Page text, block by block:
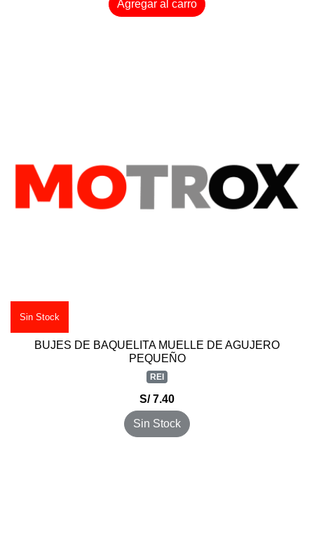
Agregar al carro
Sin Stock
BUJES DE BAQUELITA MUELLE DE AGUJERO
PEQUEÑO
REI
S/ 7.40
Sin Stock